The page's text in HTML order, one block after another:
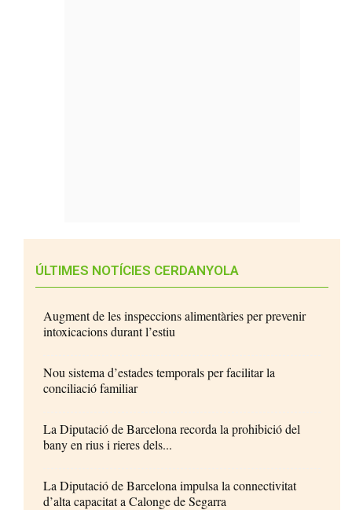
ÚLTIMES NOTÍCIES CERDANYOLA
Augment de les inspeccions alimentàries per prevenir
intoxicacions durant l’estiu
Nou sistema d’estades temporals per facilitar la
conciliació familiar
La Diputació de Barcelona recorda la prohibició del
bany en rius i rieres dels...
La Diputació de Barcelona impulsa la connectivitat
d’alta capacitat a Calonge de Segarra